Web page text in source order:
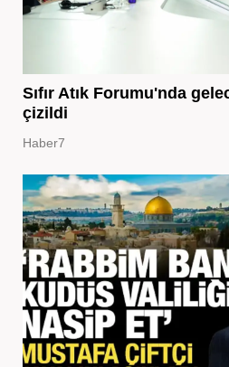
Sıfır Atık Forumu'nda
çizildi
Haber7